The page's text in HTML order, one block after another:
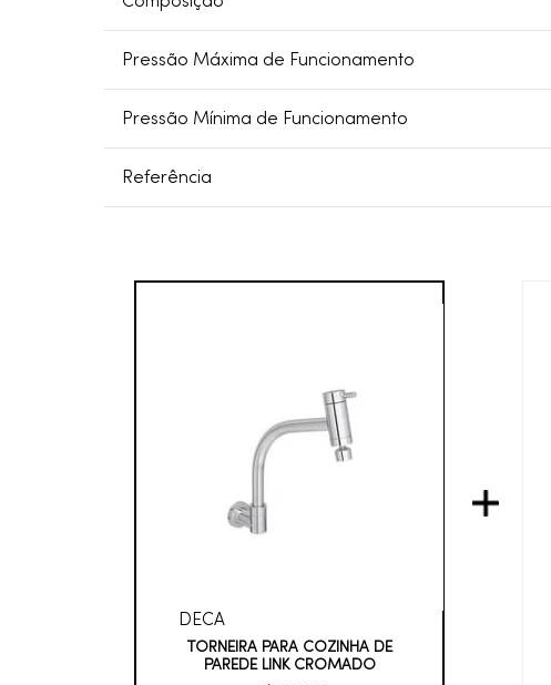
Pressão Máxima de Funcionamento
Pressão Mínima de Funcionamento
Referência
DECA
TORNEIRA PARA COZINHA DE
PAREDE LINK CROMADO